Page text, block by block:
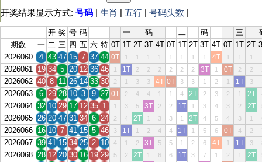
开奖结果显示方式: 号码 | 生肖 | 五行 | 号码头数 |
开 奖 号 码 一 码 二 码 三
期数
一 二 三 四 五 六 特 0T 1T 2T 3T 4T 0T 1T 2T 3T 4T 0T 1T 2T
2026060
4 43 47 15 7 37 44 0T 1 1 1 1 1 1 1 1 4T 1 1 1
2026061 19 34 5 20 12 36 46 1 1T 2 2 2 2 2 2 3T 1 0T 2 2
2026062 40 8 11 26 14 33 30 2 1 3 3 4T 0T 3 3 1 2 1 1T 3
2026063 6 29 28 10 3 9 27 0T 2 4 4 1 1 4 2T 2 3 2 1 2T
2026064 32 10 29 17 12 35 1 1 3 5 3T 2 2 1T 1 3 4 3 2 2T
2026065 26 20 47 31 34 6 24 2 4 2T 1 3 3 1 2T 4 5 4 3 1
2026066 16 10 7 41 15 5 46 3 1T 1 2 4 4 1T 1 5 6 0T 4 2
2026067 39 41 15 34 25 2 10 4 1 2 3T 5 5 1 2 6 4T 1 1T 3
2026068 28 12 20 30 16 19 29 5 2 2T 1 6 6 1T 3 7 1 2 1 2T